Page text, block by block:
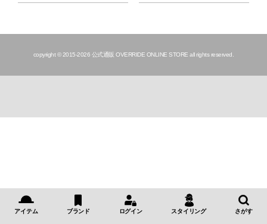
copyright © 2015-2026 公式通販 OVERRIDE ONLINE STORE all rights reserved.
アイテム ブランド ログイン スタイリング さがす